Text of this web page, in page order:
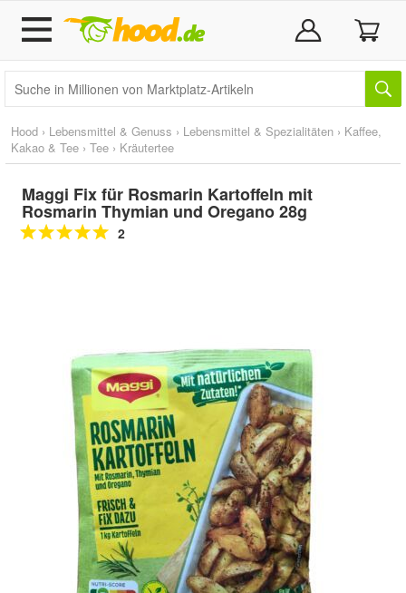
Hood › Lebensmittel & Genuss › Lebensmittel & Spezialitäten › Kaffee,
Kakao & Tee › Tee › Kräutertee
Maggi Fix für Rosmarin Kartoffeln mit
Rosmarin Thymian und Oregano 28g
2